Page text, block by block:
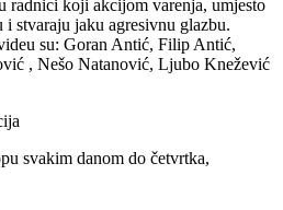
radnici koji akcijom varenja, umjesto
i stvaraju jaku agresivnu glazbu.
su: Goran Antić, Filip Antić,
, Nešo Natanović, Ljubo Knežević
svakim danom do četvrtka,